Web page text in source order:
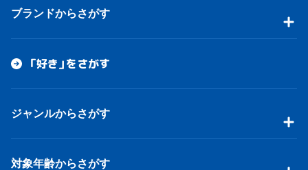
ブランドからさがす
「好き」をさがす
ジャンルからさがす
対象年齢からさがす